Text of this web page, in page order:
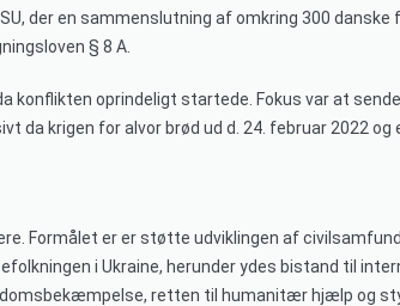
der en sammenslutning af omkring 300 danske
§ 8 A.
konflikten oprindeligt startede. Fokus var at
da krigen for alvor brød ud d. 24. februar 2022
Formålet er er støtte udviklingen af
i Ukraine, herunder ydes bistand til
retten til humanitær hjælp og